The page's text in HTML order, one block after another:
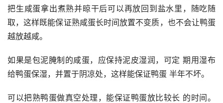
把生咸蛋拿出煮熟并晾干后可以再放回到盐水里，随吃随
取，这样既能保证熟咸蛋长时间放置不变质，也不会让鸭蛋
越放越咸。
如果是包泥腌制的咸蛋，应保持泥皮湿润，可定 期用湿布
给鸭蛋保湿，并置于阴凉处，这样能保证鸭蛋 半年不坏。
可以把熟鸭蛋做真空处理，能保证鸭蛋放比较长 的时间。